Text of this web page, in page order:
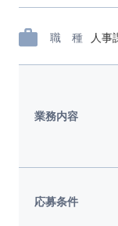
職 種 人事
業務内容
応募条件